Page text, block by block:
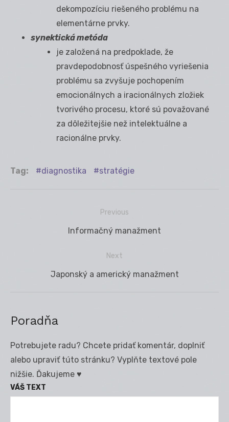
dekompozíciu riešeného problému na
elementárne prvky.
synektická metóda
je založená na predpoklade, že
pravdepodobnosť úspešného vyriešenia
problému sa zvyšuje pochopením
emocionálnych a iracionálnych zložiek
tvorivého procesu, ktoré sú považované
za dôležitejšie než intelektuálne a
racionálne prvky.
Tag: diagnostika stratégie
Previous
Previous
Informačný manažment
Next
Next
Japonský a americký manažment
Poradňa
Potrebujete radu? Chcete pridať komentár, doplniť
alebo upraviť túto stránku? Vyplňte textové pole
nižšie. Ďakujeme ♥
VÁŠ TEXT